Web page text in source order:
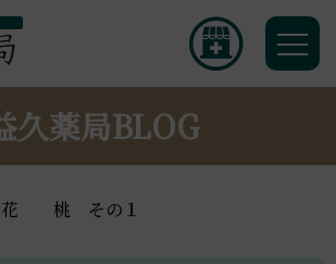
久薬局BLOG
花 桃 その１